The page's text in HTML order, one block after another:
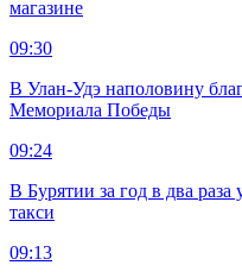
магазине
09:30
В Улан-Удэ наполовину
Мемориала Победы
09:24
В Бурятии за год в два раза
такси
09:13